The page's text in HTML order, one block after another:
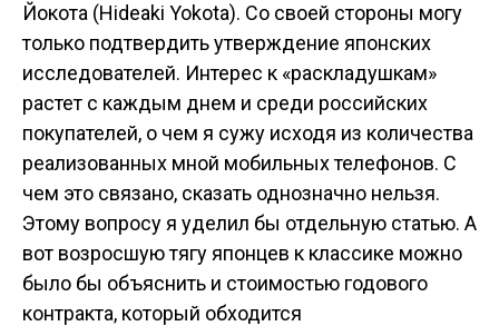
Йокота (Hideaki Yokota). Со своей стороны могу
только подтвердить утверждение японских
исследователей. Интерес к «раскладушкам»
растет с каждым днем и среди российских
покупателей, о чем я сужу исходя из количества
реализованных мной мобильных телефонов. С
чем это связано, сказать однозначно нельзя.
Этому вопросу я уделил бы отдельную статью. А
вот возросшую тягу японцев к классике можно
было бы объяснить и стоимостью годового
контракта, который обходится